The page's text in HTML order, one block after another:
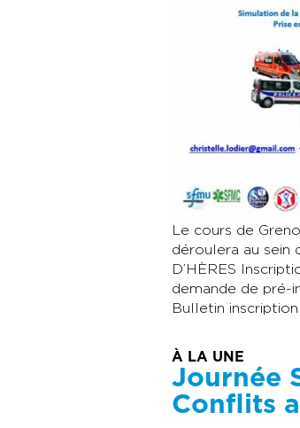
Le cours de
déroulera au sein
D’HÈRES
demande de pré-
Bulletin
À LA UNE
Journée
Conflits